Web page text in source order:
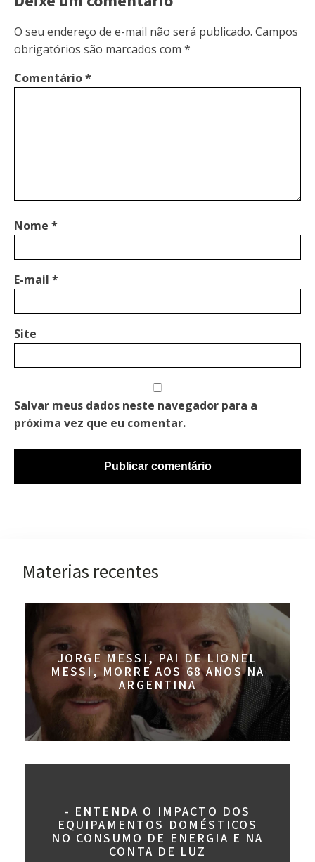
O seu endereço de e-mail não será publicado. Campos
obrigatórios são marcados com *
Comentário*
Nome *
E-mail *
Site
Salvar meus dados neste navegador para a
próxima vez que eu comentar.
Materias recentes
JORGE MESSI, PAI DE LIONEL
MESSI, MORRE AOS 68 ANOS NA
ARGENTINA
- ENTENDA O IMPACTO DOS
EQUIPAMENTOS DOMÉSTICOS
NO CONSUMO DE ENERGIA E NA
CONTA DE LUZ